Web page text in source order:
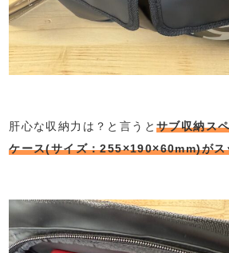
肝心な収納力は？と言うとサブ収納ス
ケース(サイズ：255×190×60mm)がス